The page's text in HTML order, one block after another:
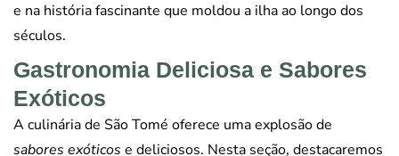
e na história fascinante que moldou a ilha ao longo dos
séculos.
Gastronomia Deliciosa e Sabores
Exóticos
A culinária de São Tomé oferece uma explosão de
sabores exóticos e deliciosos. Nesta seção, destacaremos